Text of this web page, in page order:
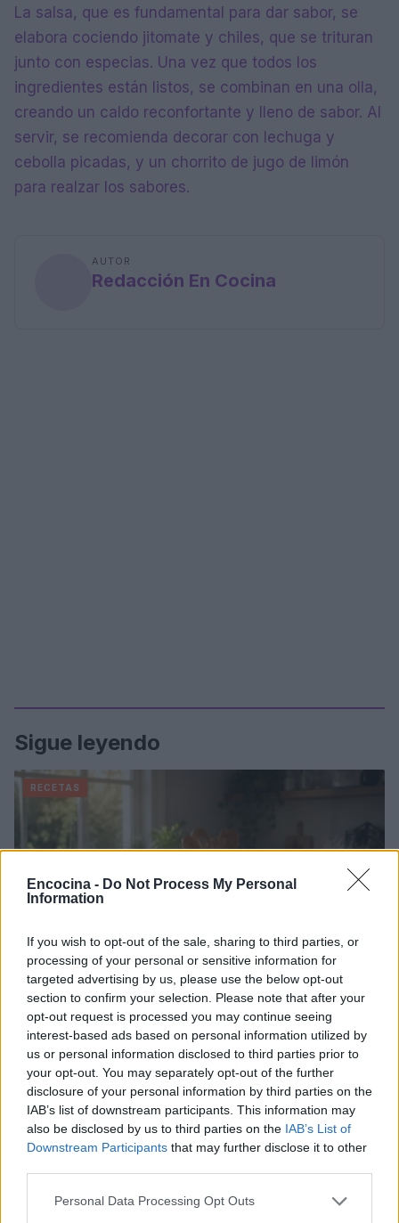
Encocina - Do Not Process My Personal
Information
If you wish to opt-out of the sale, sharing to third parties, or
processing of your personal or sensitive information for
targeted advertising by us, please use the below opt-out
section to confirm your selection. Please note that after your
opt-out request is processed you may continue seeing
interest-based ads based on personal information utilized by
us or personal information disclosed to third parties prior to
your opt-out. You may separately opt-out of the further
disclosure of your personal information by third parties on the
IAB’s list of downstream participants. This information may
also be disclosed by us to third parties on the IAB’s List of
Downstream Participants that may further disclose it to other
Please note that this website/app uses one or more Google
Personal Data Processing Opt Outs
La salsa, que es fundamental para dar sabor, se
elabora cociendo jitomate y chiles, que se trituran
junto con especias. Una vez que todos los
ingredientes están listos, se combinan en una olla,
creando un caldo reconfortante y lleno de sabor. Al
servir, se recomienda decorar con lechuga y
cebolla picadas, y un chorrito de jugo de limón
para realzar los sabores.
AUTOR
Redacción En Cocina
Sigue leyendo
RECETAS
Plan de comidas semanal con recetas rápidas y
económicas
Diego Romero · 5 Ago 2026
RECETAS